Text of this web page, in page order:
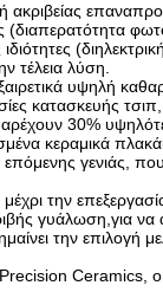
(διαπερατότητα
τέλεια λύση.
υψηλή
κατασκευής
παρέχουν 30%
κεραμικά
γενιάς,
την
γυάλωση,για να
την επιλογή
Ceramics,